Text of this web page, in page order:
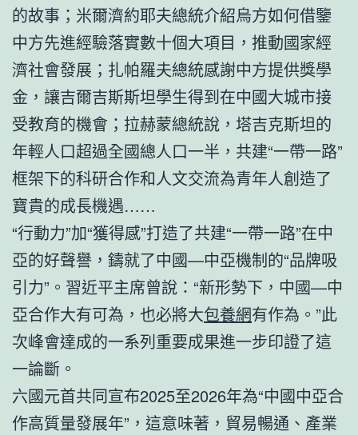
的故事；米爾濟約耶夫總統介紹烏方如何借鑒
中方先進經驗落實數十個大項目，推動國家經
濟社會發展；扎帕羅夫總統感謝中方提供獎學
金，讓吉爾吉斯斯坦學生得到在中國大城市接
受教育的機會；拉赫蒙總統說，塔吉克斯坦的
年輕人口超過全國總人口一半，共建“一帶一路”
框架下的科研合作和人文交流為青年人創造了
寶貴的成長機遇……
“行動力”加“獲得感”打造了共建“一帶一路”在中
亞的好聲譽，鑄就了中國—中亞機制的“品牌吸
引力”。習近平主席曾說：“新形勢下，中國—中
亞合作大有可為，也必將大包養網有作為。”此
次峰會達成的一系列重要成果進一步印證了這
一論斷。
六國元首共同宣布2025至2026年為“中國中亞合
作高質量發展年”，這意味著，貿易暢通、產業